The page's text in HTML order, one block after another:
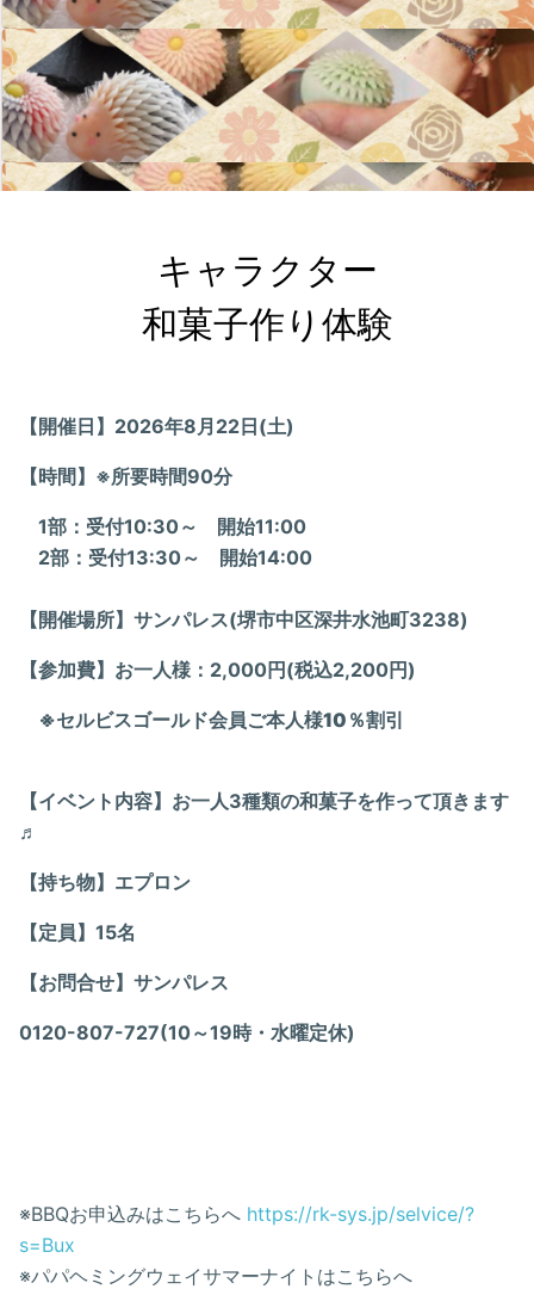
キャラクター
和菓子作り体験
【開催日】2026年8月22日(土)
【時間】※所要時間90分
1部：受付10:30～ 開始11:00
2部：受付13:30～ 開始14:00
【開催場所】サンパレス(堺市中区深井水池町3238)
【参加費】お一人様：2,000円(税込2,200円)
※セルビスゴールド会員ご本人様10％割引
【イベント内容】お一人3種類の和菓子を作って頂きます
♬
【持ち物】エプロン
【定員】15名
【お問合せ】サンパレス
0120-807-727(10～19時・水曜定休)
※BBQお申込みはこちらへ https://rk-sys.jp/selvice/?
s=Bux
※パパヘミングウェイサマーナイトはこちらへ